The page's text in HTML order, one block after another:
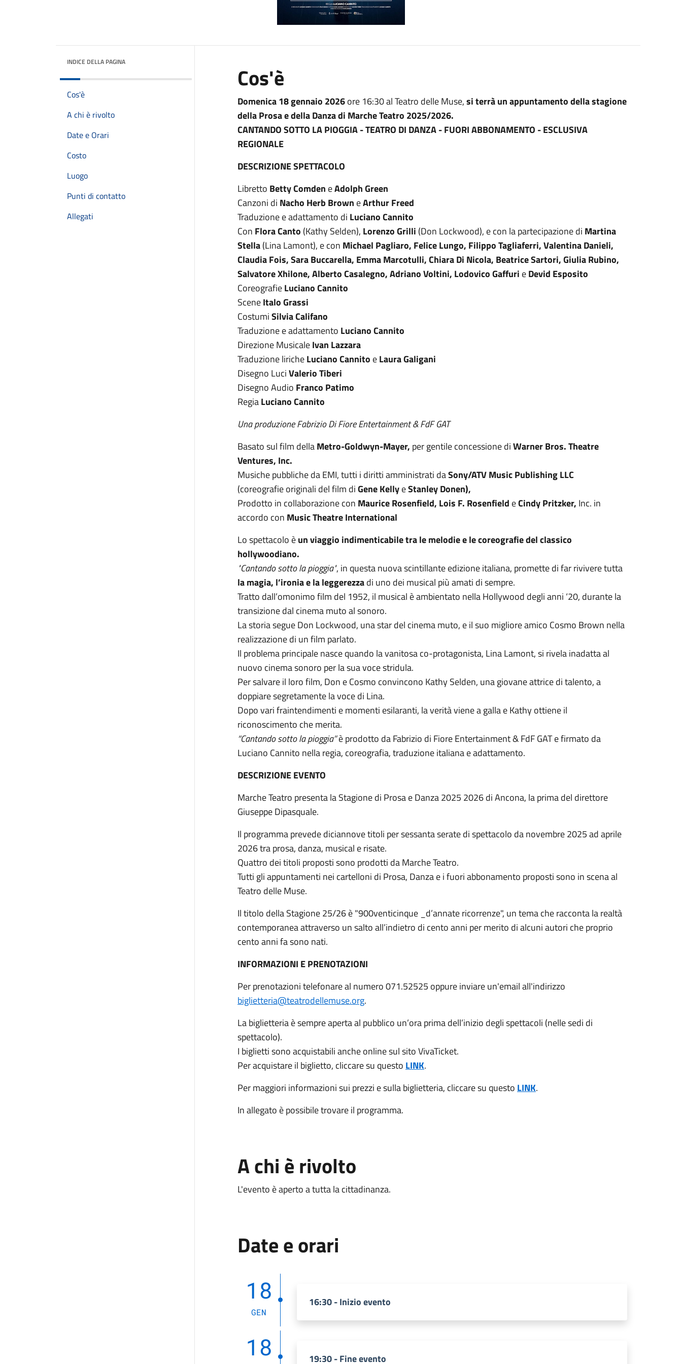
INDICE DELLA PAGINA
Cos'è
A chi è rivolto
Date e Orari
Costo
Luogo
Punti di contatto
Allegati
Cos'è
Domenica 18 gennaio 2026ore 16:30 al Teatro delle Muse,si terrà un appuntamento della stagione
della Prosa e della Danza di Marche Teatro 2025/2026.
CANTANDO SOTTO LA PIOGGIA - TEATRO DI DANZA - FUORI ABBONAMENTO - ESCLUSIVA
REGIONALE
DESCRIZIONE SPETTACOLO
Libretto Betty Comden eAdolph Green
Canzoni di Nacho Herb Brown eArthur Freed
Traduzione e adattamento di Luciano Cannito
Con Flora Canto (Kathy Selden), Lorenzo Grilli (Don Lockwood), e con la partecipazione di Martina
Stella(Lina Lamont), e con Michael Pagliaro, Felice Lungo, Filippo Tagliaferri, Valentina Danieli,
Claudia Fois, Sara Buccarella, Emma Marcotulli, Chiara Di Nicola, Beatrice Sartori, Giulia Rubino,
Salvatore Xhilone, Alberto Casalegno, Adriano Voltini, Lodovico Gaffuri eDevid Esposito
CoreografieLuciano Cannito
SceneItalo Grassi
CostumiSilvia Califano
Traduzione e adattamento Luciano Cannito
Direzione MusicaleIvan Lazzara
Traduzione liricheLuciano Cannito eLaura Galigani
Disegno LuciValerio Tiberi
Disegno Audio Franco Patimo
RegiaLuciano Cannito
Una produzione Fabrizio Di Fiore Entertainment & FdF GAT
Basato sul film dellaMetro-Goldwyn-Mayer, per gentile concessione diWarner Bros. Theatre
Ventures, Inc.
Musiche pubbliche da EMI, tutti i diritti amministrati daSony/ATV Music Publishing LLC
(coreografie originali del film diGene KellyeStanley Donen),
Prodotto in collaborazione con Maurice Rosenfield, Lois F. Rosenfield eCindy Pritzker, Inc. in
accordo con Music Theatre International
Lo spettacolo èun viaggio indimenticabile tra le melodie e le coreografie del classico
hollywoodiano.
"Cantando sotto la pioggia", in questa nuova scintillante edizione italiana, promette di far rivivere tutta
la magia, l’ironia e la leggerezzadi uno dei musical più amati di sempre.
Tratto dall’omonimo film del 1952, il musical è ambientato nella Hollywood degli anni ‘20, durante la
transizione dal cinema muto al sonoro.
La storia segue Don Lockwood, una star del cinema muto, e il suo migliore amico Cosmo Brown nella
realizzazione di un film parlato.
Il problema principale nasce quando la vanitosa co-protagonista, Lina Lamont, si rivela inadatta al
nuovo cinema sonoro per la sua voce stridula.
Per salvare il loro film, Don e Cosmo convincono Kathy Selden, una giovane attrice di talento, a
doppiare segretamente la voce di Lina.
Dopo vari fraintendimenti e momenti esilaranti, la verità viene a galla e Kathy ottiene il
riconoscimento che merita.
“Cantando sotto la pioggia”è prodotto da Fabrizio di Fiore Entertainment & FdF GAT e firmato da
Luciano Cannito nella regia, coreografia, traduzione italiana e adattamento.
DESCRIZIONE EVENTO
Marche Teatro presenta la Stagione di Prosa e Danza 2025 2026 di Ancona, la prima del direttore
Giuseppe Dipasquale.
Il programma prevede diciannove titoli per sessanta serate di spettacolo da novembre 2025 ad aprile
2026 tra prosa, danza, musical e risate.
Quattro dei titoli proposti sono prodotti da Marche Teatro.
Tutti gli appuntamenti nei cartelloni di Prosa, Danza e i fuori abbonamento proposti sono in scena al
Teatro delle Muse.
Il titolo della Stagione 25/26 è "900venticinque _d’annate ricorrenze", un tema che racconta la realtà
contemporanea attraverso un salto all’indietro di cento anni per merito di alcuni autori che proprio
cento anni fa sono nati.
INFORMAZIONI E PRENOTAZIONI
Per prenotazioni telefonare al numero 071.52525 oppure inviare un'email all'indirizzo
biglietteria@teatrodellemuse.org.
La biglietteria è sempre aperta al pubblico un’ora prima dell’inizio degli spettacoli (nelle sedi di
spettacolo).
I biglietti sono acquistabili anche online sul sito VivaTicket.
Per acquistare il biglietto, cliccare su questo LINK.
Per maggiori informazioni sui prezzi e sulla biglietteria, cliccare su questo LINK.
In allegato è possibile trovare il programma.
A chi è rivolto
L'evento è aperto a tutta la cittadinanza.
Date e orari
18
GEN
16:30 - Inizio evento
18 19:30 - Fine evento